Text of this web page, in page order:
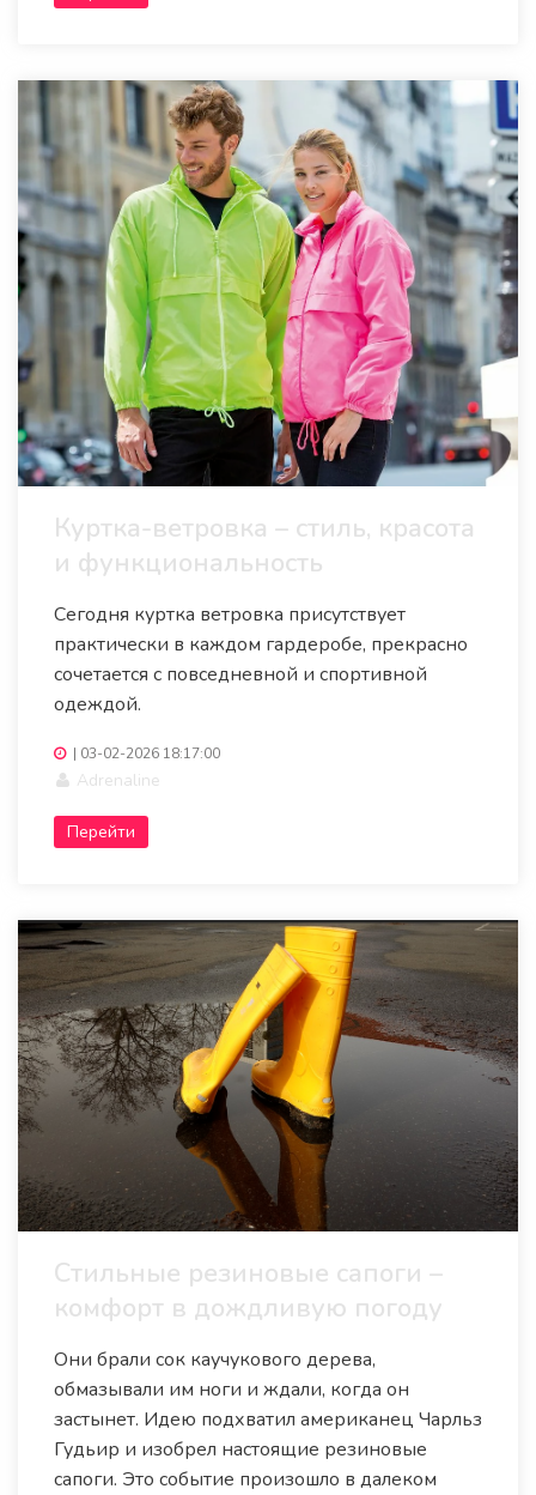
Куртка-ветровка – стиль, красота
и функциональность
Сегодня куртка ветровка присутствует
практически в каждом гардеробе, прекрасно
сочетается с повседневной и спортивной
одеждой.
| 03-02-2026 18:17:00
Adrenaline
Перейти
Стильные резиновые сапоги –
комфорт в дождливую погоду
Они брали сок каучукового дерева,
обмазывали им ноги и ждали, когда он
застынет. Идею подхватил американец Чарльз
Гудьир и изобрел настоящие резиновые
сапоги. Это событие произошло в далеком